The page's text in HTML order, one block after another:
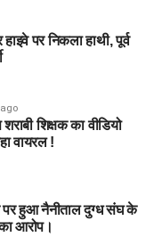
पर निकला हाथी, पूर्व
शिक्षक का वीडियो
वायरल !
पर हुआ नैनीताल दुग्ध संघ के
आरोप।